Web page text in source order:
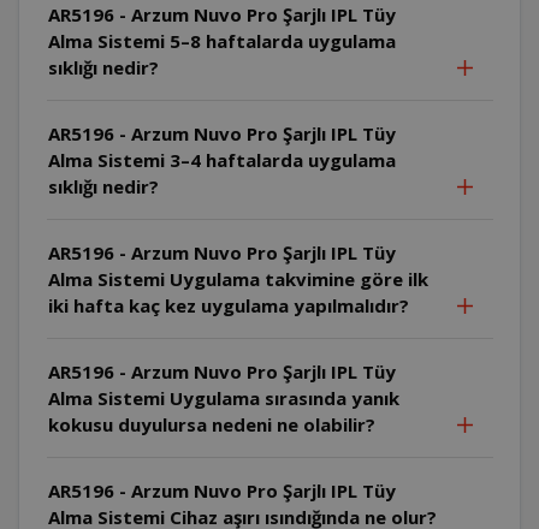
AR5196 - Arzum Nuvo Pro Şarjlı IPL Tüy
Alma Sistemi 5–8 haftalarda uygulama
sıklığı nedir?
AR5196 - Arzum Nuvo Pro Şarjlı IPL Tüy
Alma Sistemi 3–4 haftalarda uygulama
sıklığı nedir?
AR5196 - Arzum Nuvo Pro Şarjlı IPL Tüy
Alma Sistemi Uygulama takvimine göre ilk
iki hafta kaç kez uygulama yapılmalıdır?
AR5196 - Arzum Nuvo Pro Şarjlı IPL Tüy
Alma Sistemi Uygulama sırasında yanık
kokusu duyulursa nedeni ne olabilir?
AR5196 - Arzum Nuvo Pro Şarjlı IPL Tüy
Alma Sistemi Cihaz aşırı ısındığında ne olur?